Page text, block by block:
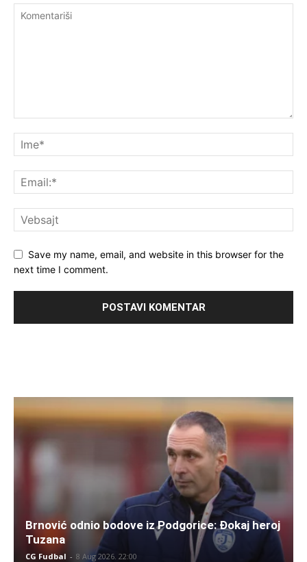
Save my name, email, and website in this browser for the
next time I comment.
Brnović odnio bodove iz Podgorice: Đokaj heroj
Tuzana
CG Fudbal - 8 Aug 2026. 22:00